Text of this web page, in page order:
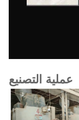
عملية التصنيع